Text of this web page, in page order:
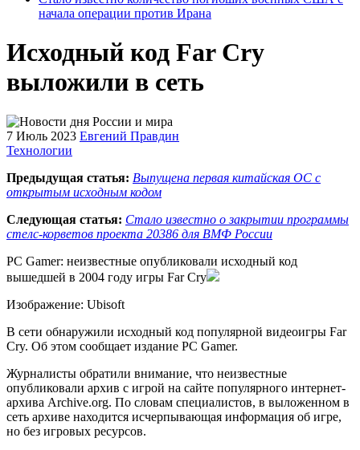
начала операции против Ирана
Исходный код Far Cry
выложили в сеть
7 Июль 2023 Евгений Правдин
Технологии
Предыдущая статья: Выпущена первая китайская ОС с
открытым исходным кодом
Следующая статья: Стало известно о закрытии программы
стелс-корветов проекта 20386 для ВМФ России
PC Gamer: неизвестные опубликовали исходный код
вышедшей в 2004 году игры Far Cry
Изображение: Ubisoft
В сети обнаружили исходный код популярной видеоигры Far
Cry. Об этом сообщает издание PC Gamer.
Журналисты обратили внимание, что неизвестные
опубликовали архив с игрой на сайте популярного интернет-
архива Archive.org. По словам специалистов, в выложенном в
сеть архиве находится исчерпывающая информация об игре,
но без игровых ресурсов.